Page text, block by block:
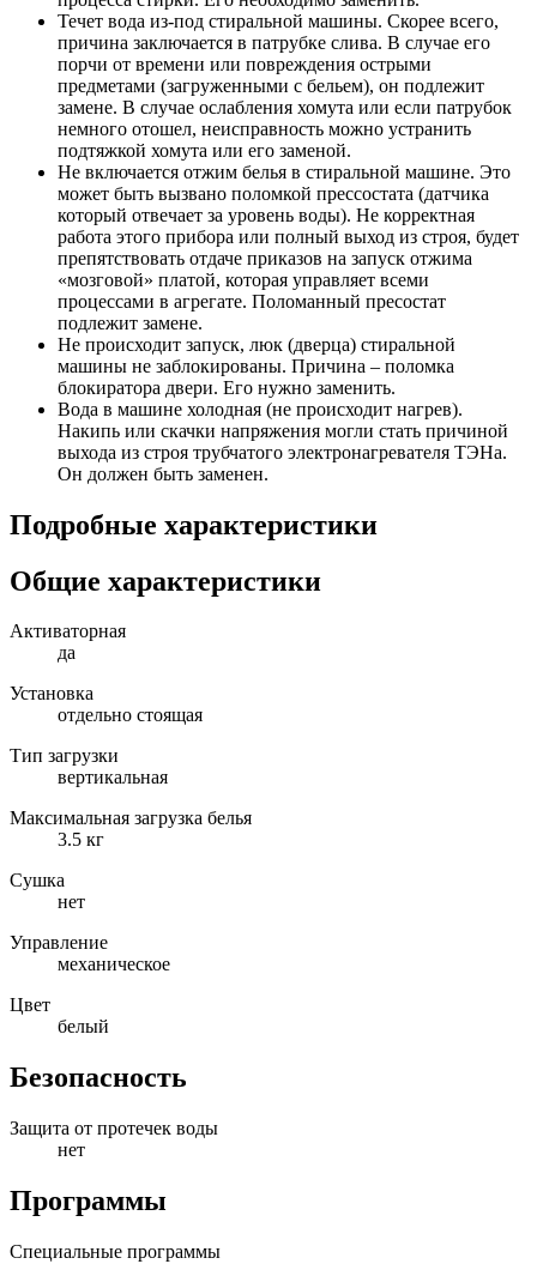
Течет вода из-под стиральной машины. Скорее всего,
причина заключается в патрубке слива. В случае его
порчи от времени или повреждения острыми
предметами (загруженными с бельем), он подлежит
замене. В случае ослабления хомута или если патрубок
немного отошел, неисправность можно устранить
подтяжкой хомута или его заменой.
Не включается отжим белья в стиральной машине. Это
может быть вызвано поломкой прессостата (датчика
который отвечает за уровень воды). Не корректная
работа этого прибора или полный выход из строя, будет
препятствовать отдаче приказов на запуск отжима
«мозговой» платой, которая управляет всеми
процессами в агрегате. Поломанный пресостат
подлежит замене.
Не происходит запуск, люк (дверца) стиральной
машины не заблокированы. Причина – поломка
блокиратора двери. Его нужно заменить.
Вода в машине холодная (не происходит нагрев).
Накипь или скачки напряжения могли стать причиной
выхода из строя трубчатого электронагревателя ТЭНа.
Он должен быть заменен.
Подробные характеристики
Общие характеристики
Активаторная
да
Установка
отдельно стоящая
Тип загрузки
вертикальная
Максимальная загрузка белья
3.5 кг
Сушка
нет
Управление
механическое
Цвет
белый
Безопасность
Защита от протечек воды
нет
Программы
Специальные программы